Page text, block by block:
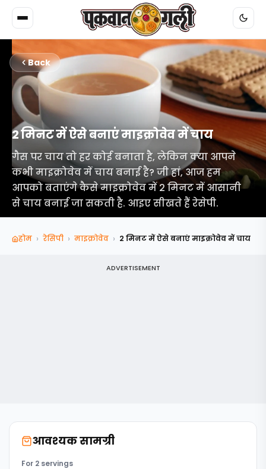
Back
2 मिनट में ऐसे बनाएं माइक्रोवेव में चाय
गैस पर चाय तो हर कोई बनाता है, लेकिन क्या आपने
कभी माइक्रोवेव में चाय बनाई है? जी हां, आज हम
आपको बताएंगे कैसे माइक्रोवेव में 2 मिनट में आसानी
से चाय बनाई जा सकती है. आइए सीखते हैं रेसेपी.
होम › रेसिपी › माइक्रोवेव › 2 मिनट में ऐसे बनाएं माइक्रोवेव में चाय
ADVERTISEMENT
आवश्यक सामग्री
For 2 servings